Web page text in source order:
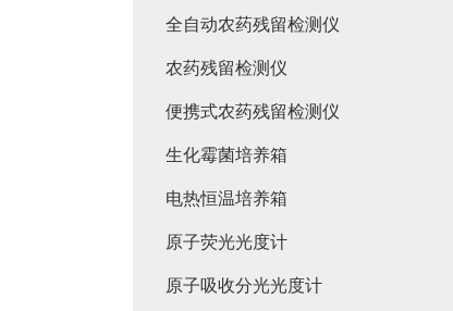
全自动农药残留检测仪
农药残留检测仪
便携式农药残留检测仪
生化霉菌培养箱
电热恒温培养箱
原子荧光光度计
原子吸收分光光度计